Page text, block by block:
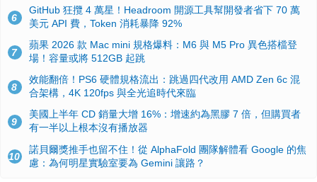
6
GitHub 狂攬 4 萬星！Headroom 開源工具幫開發者省下 70 萬
美元 API 費，Token 消耗暴降 92%
7
蘋果 2026 款 Mac mini 規格爆料：M6 與 M5 Pro 異色搭檔登
場！容量或將 512GB 起跳
8
效能翻倍！PS6 硬體規格流出：跳過四代改用 AMD Zen 6c 混
合架構，4K 120fps 與全光追時代來臨
9
美國上半年 CD 銷量大增 16%：增速約為黑膠 7 倍，但購買者
有一半以上根本沒有播放器
10
諾貝爾獎推手也留不住！從 AlphaFold 團隊解體看 Google 的焦
慮：為何明星實驗室要為 Gemini 讓路？